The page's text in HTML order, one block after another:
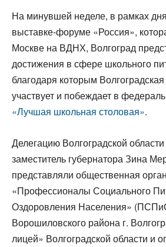
На минувшей неделе, в рамках
выставке-форуме «Россия»,
Москве на ВДНХ, Волгоград
достижения в сфере школьного
благодаря которым
участвует и побеждает в
«Лучшая школьная столовая».
Делегацию Волгоградской
заместитель губернатора Зина
представляли общественная
«Профессионалы Социального
Оздоровления Населения»
Ворошиловского района г.
лицей» Волгоградской области и